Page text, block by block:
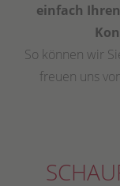
einfach
So können wir
freuen uns